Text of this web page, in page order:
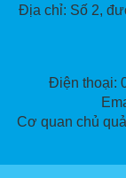
Địa chỉ: Số 2,
Điện thoại:
Cơ quan chủ